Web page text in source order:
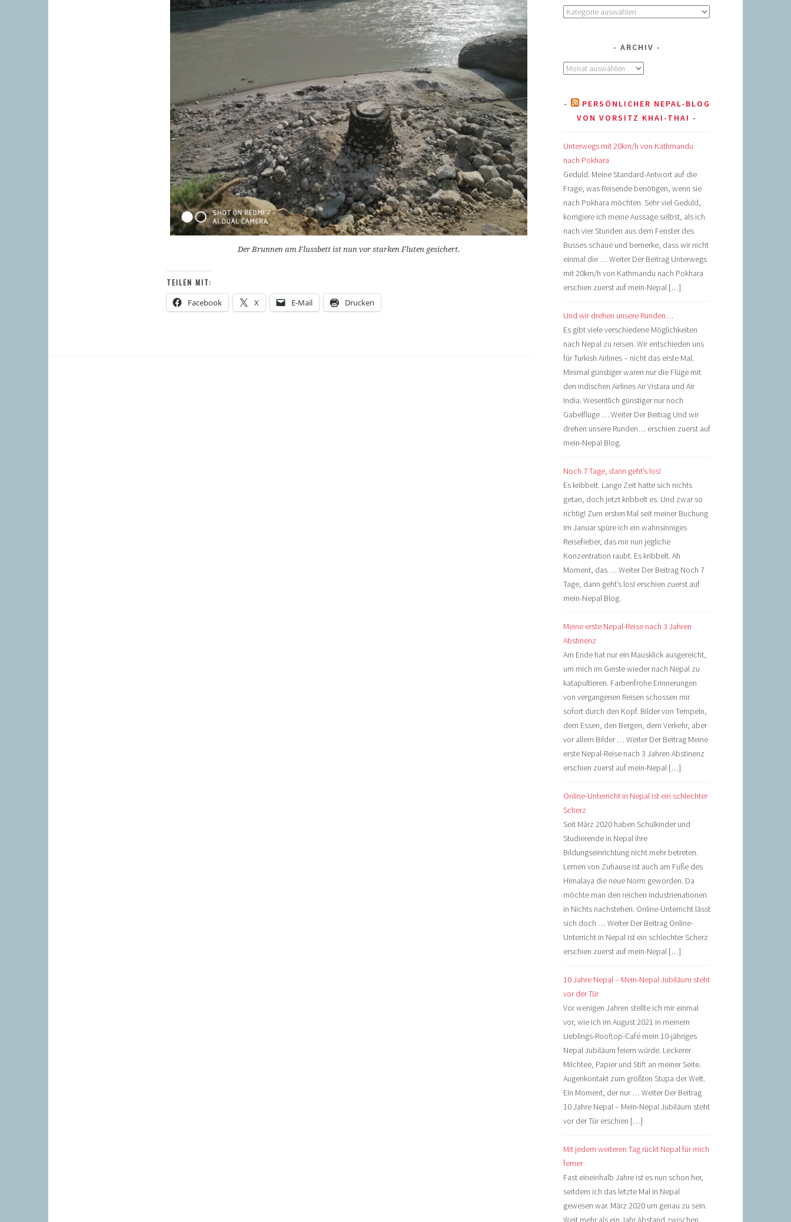
Der Brunnen am Flussbett ist nun vor starken Fluten gesichert.
TEILEN MIT:
Facebook X E-Mail Drucken
Kategorien
ARCHIV
Archiv
PERSÖNLICHER NEPAL-BLOG
VON VORSITZ KHAI-THAI
Unterwegs mit 20km/h von Kathmandu
nach Pokhara
Geduld. Meine Standard-Antwort auf die
Frage, was Reisende benötigen, wenn sie
nach Pokhara möchten. Sehr viel Geduld,
korrigiere ich meine Aussage selbst, als ich
nach vier Stunden aus dem Fenster des
Busses schaue und bemerke, dass wir nicht
einmal die … Weiter Der Beitrag Unterwegs
mit 20km/h von Kathmandu nach Pokhara
erschien zuerst auf mein-Nepal […]
Und wir drehen unsere Runden…
Es gibt viele verschiedene Möglichkeiten
nach Nepal zu reisen. Wir entschieden uns
für Turkish Airlines – nicht das erste Mal.
Minimal günstiger waren nur die Flüge mit
den indischen Airlines Air Vistara und Air
India. Wesentlich günstiger nur noch
Gabelflüge … Weiter Der Beitrag Und wir
drehen unsere Runden… erschien zuerst auf
mein-Nepal Blog.
Noch 7 Tage, dann geht’s los!
Es kribbelt. Lange Zeit hatte sich nichts
getan, doch jetzt kribbelt es. Und zwar so
richtig! Zum ersten Mal seit meiner Buchung
im Januar spüre ich ein wahnsinniges
Reisefieber, das mir nun jegliche
Konzentration raubt. Es kribbelt. Ah
Moment, das … Weiter Der Beitrag Noch 7
Tage, dann geht’s los! erschien zuerst auf
mein-Nepal Blog.
Meine erste Nepal-Reise nach 3 Jahren
Abstinenz
Am Ende hat nur ein Mausklick ausgereicht,
um mich im Geiste wieder nach Nepal zu
katapultieren. Farbenfrohe Erinnerungen
von vergangenen Reisen schossen mir
sofort durch den Kopf. Bilder von Tempeln,
dem Essen, den Bergen, dem Verkehr, aber
vor allem Bilder … Weiter Der Beitrag Meine
erste Nepal-Reise nach 3 Jahren Abstinenz
erschien zuerst auf mein-Nepal […]
Online-Unterricht in Nepal ist ein schlechter
Scherz
Seit März 2020 haben Schulkinder und
Studierende in Nepal ihre
Bildungseinrichtung nicht mehr betreten.
Lernen von Zuhause ist auch am Fuße des
Himalaya die neue Norm geworden. Da
möchte man den reichen Industrienationen
in Nichts nachstehen. Online-Unterricht lässt
sich doch … Weiter Der Beitrag Online-
Unterricht in Nepal ist ein schlechter Scherz
erschien zuerst auf mein-Nepal […]
10 Jahre Nepal – Mein-Nepal Jubiläum steht
vor der Tür
Vor wenigen Jahren stellte ich mir einmal
vor, wie ich im August 2021 in meinem
Lieblings-Rooftop-Café mein 10-jähriges
Nepal Jubiläum feiern würde. Leckerer
Milchtee, Papier und Stift an meiner Seite.
Augenkontakt zum größten Stupa der Welt.
Ein Moment, der nur … Weiter Der Beitrag
10 Jahre Nepal – Mein-Nepal Jubiläum steht
vor der Tür erschien […]
Mit jedem weiteren Tag rückt Nepal für mich
ferner
Fast eineinhalb Jahre ist es nun schon her,
seitdem ich das letzte Mal in Nepal
gewesen war. März 2020 um genau zu sein.
Weit mehr als ein Jahr Abstand zwischen